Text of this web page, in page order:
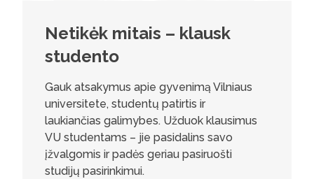
Netikėk mitais – klausk
studento
Gauk atsakymus apie gyvenimą Vilniaus
universitete, studentų patirtis ir
laukiančias galimybes. Užduok klausimus
VU studentams – jie pasidalins savo
įžvalgomis ir padės geriau pasiruošti
studijų pasirinkimui.